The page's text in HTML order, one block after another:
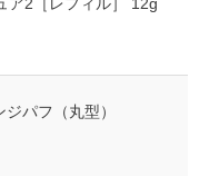
2［レフィル］ 12g
パフ（丸型）